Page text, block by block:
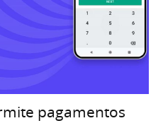
pagamentos